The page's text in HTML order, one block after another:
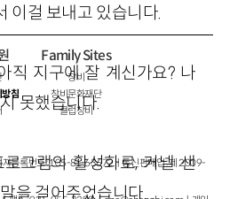
이걸 보내고 있습니다.
직 지구에 잘 계신가요? 나
못했습니다.
그램의 활성화로, 커넬 샌
을 걸어주었습니다.
침
Family Sites
창비
창비문화재단
클럽창비
자등록번호 : 105-81-63672ㅣ통신판매업 : 제 2009-